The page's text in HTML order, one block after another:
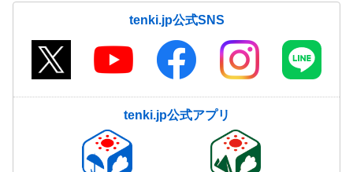
tenki.jp公式SNS
tenki.jp公式アプリ